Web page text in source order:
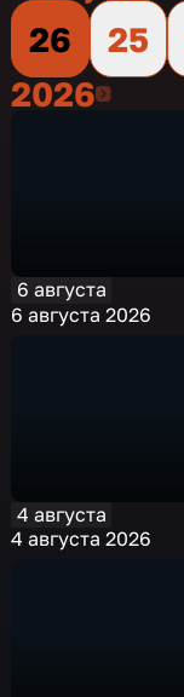
26
25
20262026
6 августа
6 августа 2026
4 августа
4 августа 2026